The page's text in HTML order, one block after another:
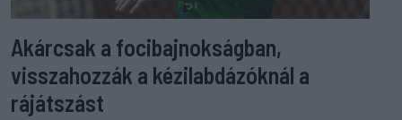
Akárcsak a focibajnokságban,
visszahozzák a kézilabdázóknál a
rájátszást